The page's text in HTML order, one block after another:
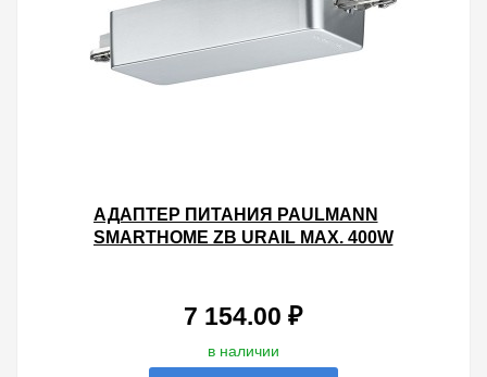
АДАПТЕР ПИТАНИЯ PAULMANN
SMARTHOME ZB URAIL MAX. 400W
7 154.00 ₽
в наличии